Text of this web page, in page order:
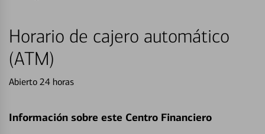
Horario de cajero automático
(ATM)
Abierto 24 horas
Información sobre este Centro Financiero